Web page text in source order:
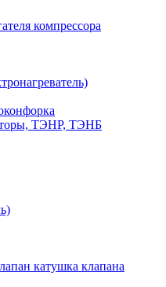
компрессора
ТЭНР, ТЭНБ
катушка клапана